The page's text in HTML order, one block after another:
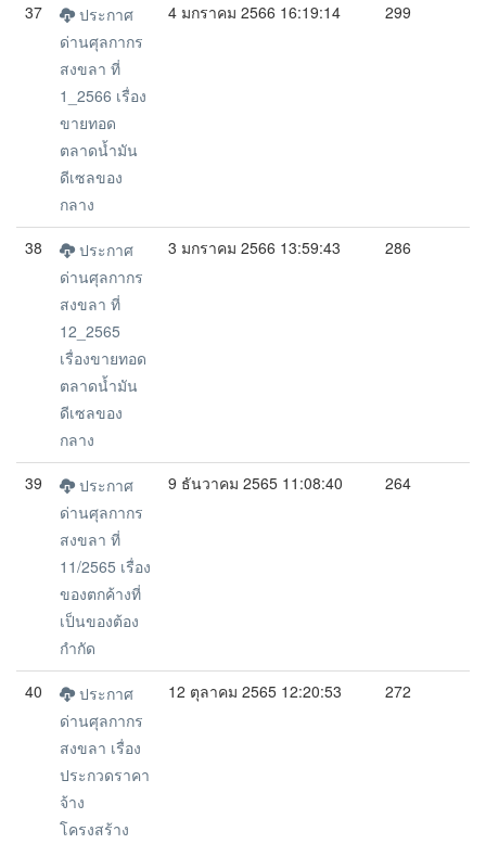
37
ประกาศ
ด่านศุลกากร
สงขลา ที่
1_2566 เรื่อง
ขายทอด
ตลาดน้ำมัน
ดีเซลของ
กลาง
4 มกราคม 2566 16:19:14 299
38
ประกาศ
ด่านศุลกากร
สงขลา ที่
12_2565
เรื่องขายทอด
ตลาดน้ำมัน
ดีเซลของ
กลาง
3 มกราคม 2566 13:59:43 286
39
ประกาศ
ด่านศุลกากร
สงขลา ที่
11/2565 เรื่อง
ของตกค้างที่
เป็นของต้อง
กำกัด
9 ธันวาคม 2565 11:08:40 264
40
ประกาศ
ด่านศุลกากร
สงขลา เรื่อง
ประกวดราคา
จ้าง
โครงสร้าง
12 ตุลาคม 2565 12:20:53 272